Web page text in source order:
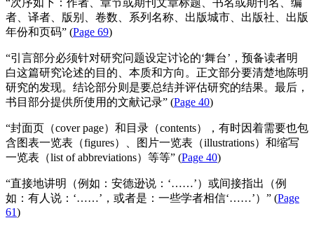
者、译者、版别、卷数、系列名称、出版城市、出版社、出版
年份和页码” (Page 69)
“引言部分必须针对研究问题设定讨论的‘舞台’，预备读者明
白这篇研究论述的目的、本质和方向。正文部分要清楚地陈明
研究的发现。结论部分则是要总结并评估研究的结果。最后，
书目部分提供所使用的文献记录” (Page 40)
“封面页（cover page）和目录（contents），有时因着需要也包
含图表一览表（figures）、图片一览表（illustrations）和缩写
一览表（list of abbreviations）等等” (Page 40)
“直接地讲明（例如：安德逊说：‘……’）或间接指出（例
如：有人说：‘……’，或者是：一些学者相信‘……’）” (Page
61)